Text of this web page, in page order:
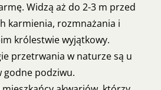
Widzą aż do 2-3 m przed
karmienia, rozmnażania i
królestwie wyjątkowy.
przetrwania w naturze są u
godne podziwu.